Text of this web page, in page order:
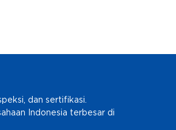
dan sertifikasi.
Indonesia terbesar di